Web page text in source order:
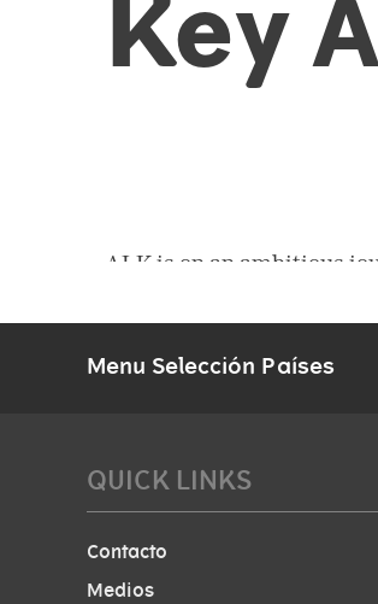
Menu Selección Países
QUICK LINKS
Contacto
Medios